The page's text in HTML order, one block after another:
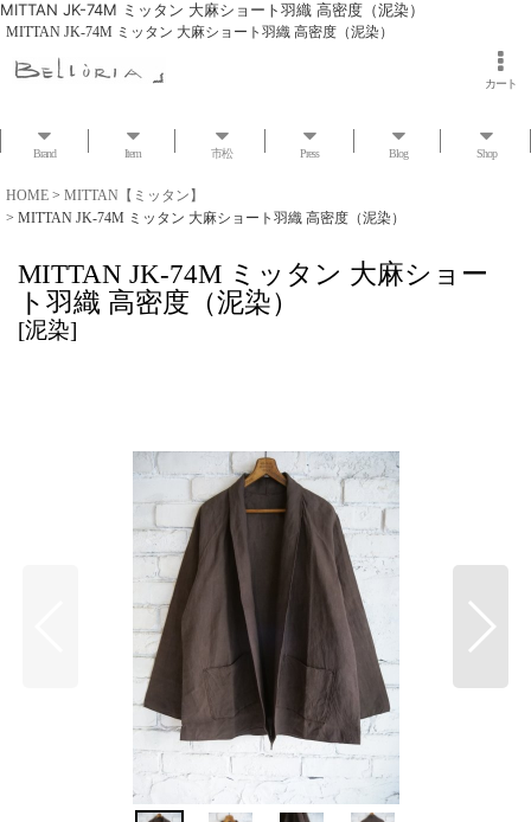
MITTAN JK-74M ミッタン 大麻ショート羽織 高密度（泥染）
MITTAN JK-74M ミッタン 大麻ショート羽織 高密度（泥染）
カート
Brand Item 市松 Press Blog Shop
HOME > MITTAN【ミッタン】
> MITTAN JK-74M ミッタン 大麻ショート羽織 高密度（泥染）
MITTAN JK-74M ミッタン 大麻ショー
ト羽織 高密度（泥染）
[泥染]